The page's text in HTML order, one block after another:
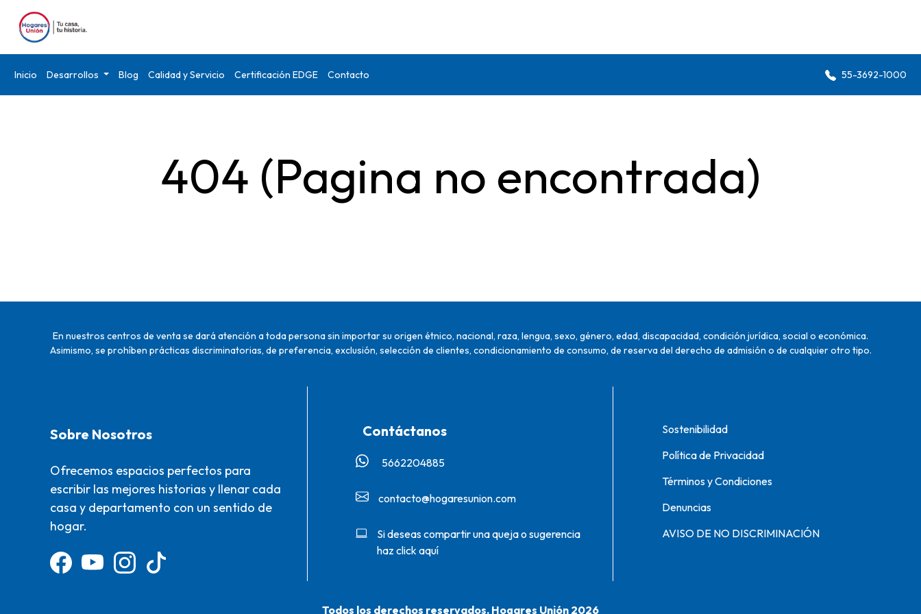
Inicio Desarrollos Blog Calidad y Servicio Certificación EDGE Contacto 55-3692-1000
404 (Pagina no encontrada)
En nuestros centros de venta se dará atención a toda persona sin importar su origen étnico, nacional, raza, lengua, sexo, género, edad, discapacidad, condición jurídica, social o económica.
Asimismo, se prohíben prácticas discriminatorias, de preferencia, exclusión, selección de clientes, condicionamiento de consumo, de reserva del derecho de admisión o de cualquier otro tipo.
Sobre Nosotros
Ofrecemos espacios perfectos para
escribir las mejores historias y llenar cada
casa y departamento con un sentido de
hogar.
Contáctanos
5662204885‬
contacto@hogaresunion.com
Si deseas compartir una queja o sugerencia
haz click aquí
Sostenibilidad
Política de Privacidad
Términos y Condiciones
Denuncias
AVISO DE NO DISCRIMINACIÓN
Todos los derechos reservados. Hogares Unión 2026